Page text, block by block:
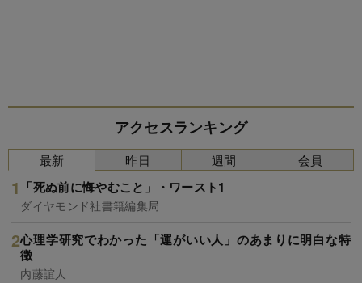
アクセスランキング
最新
「死ぬ前に悔やむこと」・ワースト1
ダイヤモンド社書籍編集局
心理学研究でわかった「運がいい人」のあまりに明白な特
徴
内藤誼人
昨日 週間 会員